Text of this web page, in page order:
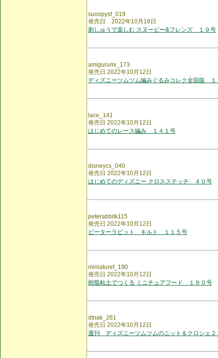
suoopysf_019
発売日 2022年10月18日
刺しゅうで楽しむ スヌーピー&フレンズ １９号
amigurumi_173
発売日 2022年10月12日
ディズニーツムツム編みぐるみコレク全国版 １
lace_141
発売日 2022年10月12日
はじめてのレース編み １４１号
disneycs_040
発売日 2022年10月12日
はじめてのディズニー クロスステッチ ４０号
peterabbitk115
発売日 2022年10月12日
ピーターラビット キルト １１５号
miniaturef_190
発売日 2022年10月12日
樹脂粘土でつくる ミニチュアフード １９０号
dtnak_261
発売日 2022年10月12日
週刊 ディズニーツムツムのニット＆クロシェ２